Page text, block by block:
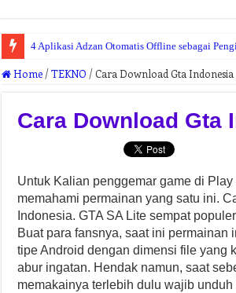
4 Aplikasi Adzan Otomatis Offline sebagai
Home /TEKNO /Cara Download Gta Indonesia
Cara Download Gta
Untuk Kalian penggemar game di Play
memahami permainan yang satu ini.
Indonesia. GTA SA Lite sempat
Buat para fansnya, saat ini permainan
tipe Android dengan dimensi file yang
abur ingatan. Hendak namun, saat
memakainya terlebih dulu wajib unduh